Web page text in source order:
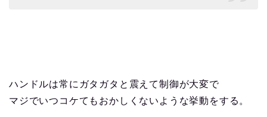
ハンドルは常にガタガタと震えて制御が大変で
マジでいつコケてもおかしくないような挙動をする。